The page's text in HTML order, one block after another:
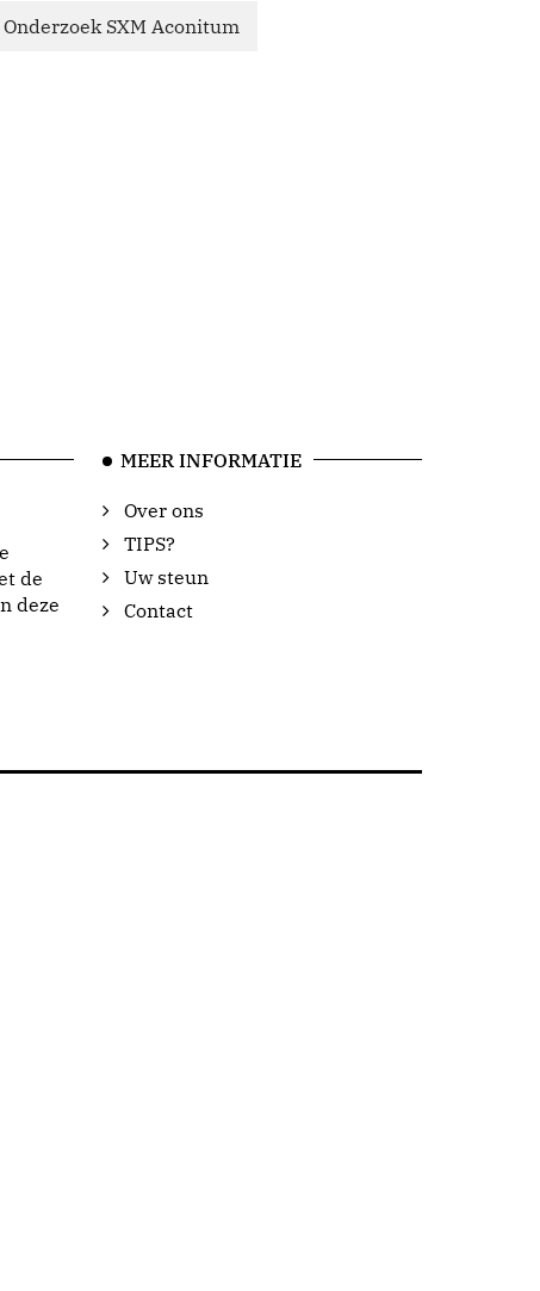
Onderzoek SXM Aconitum
de
deze
MEER INFORMATIE
Over ons
TIPS?
Uw steun
Contact